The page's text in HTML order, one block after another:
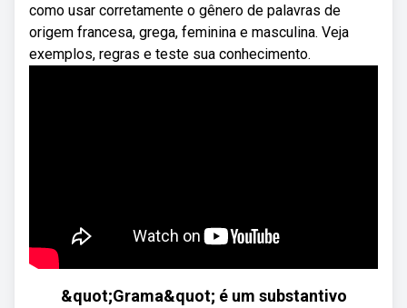
como usar corretamente o gênero de palavras de
origem francesa, grega, feminina e masculina. Veja
exemplos, regras e teste sua conhecimento.
&quot;Grama&quot; é um substantivo